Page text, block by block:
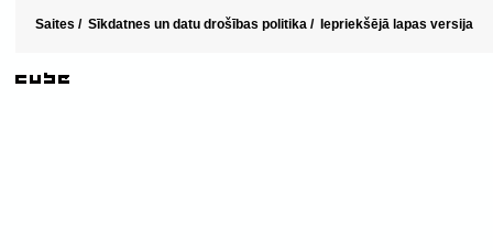
Saites / Sīkdatnes un datu drošības politika / Iepriekšējā lapas versija